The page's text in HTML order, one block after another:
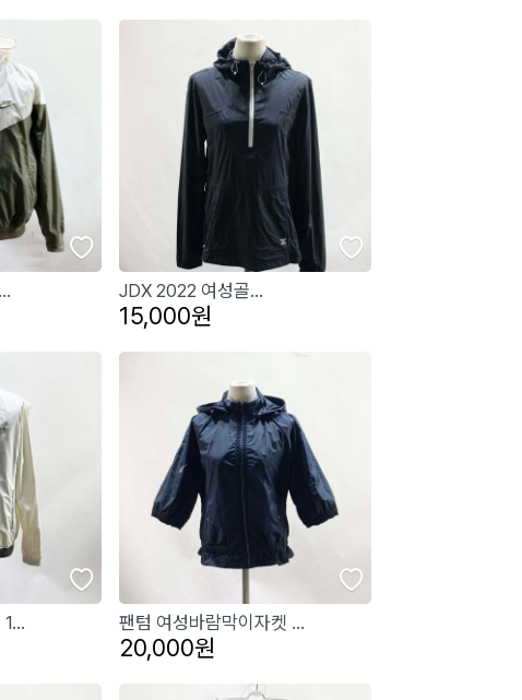
JDX 2022 여성골...
15,000원
팬텀 여성바람막이자켓 ...
20,000원